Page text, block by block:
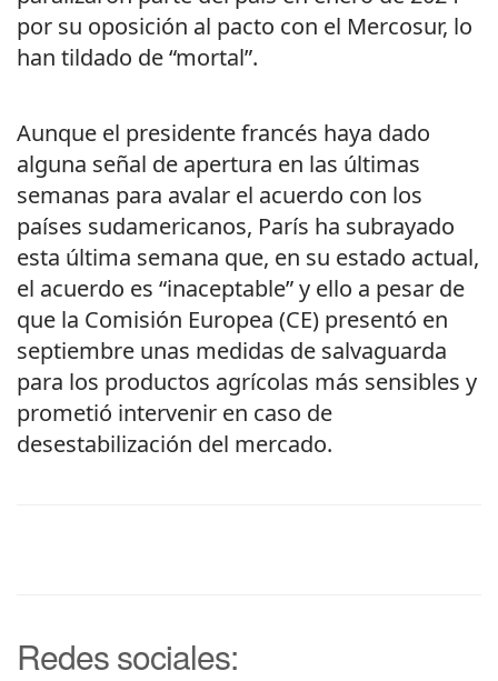
por su oposición al pacto con el Mercosur, lo
han tildado de “mortal”.
Aunque el presidente francés haya dado
alguna señal de apertura en las últimas
semanas para avalar el acuerdo con los
países sudamericanos, París ha subrayado
esta última semana que, en su estado actual,
el acuerdo es “inaceptable” y ello a pesar de
que la Comisión Europea (CE) presentó en
septiembre unas medidas de salvaguarda
para los productos agrícolas más sensibles y
prometió intervenir en caso de
desestabilización del mercado.
Redes sociales: